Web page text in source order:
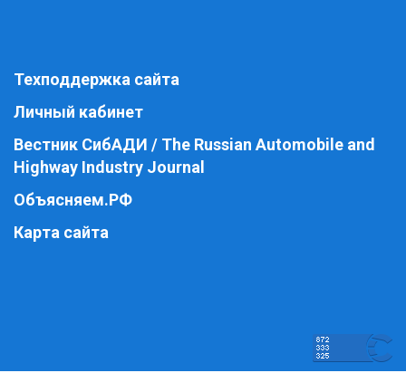
Техподдержка сайта
Личный кабинет
Вестник СибАДИ / The Russian Automobile and
Highway Industry Journal
Объясняем.РФ
Карта сайта